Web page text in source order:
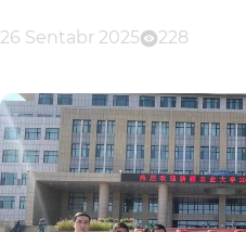
26 Sentabr 2025 228